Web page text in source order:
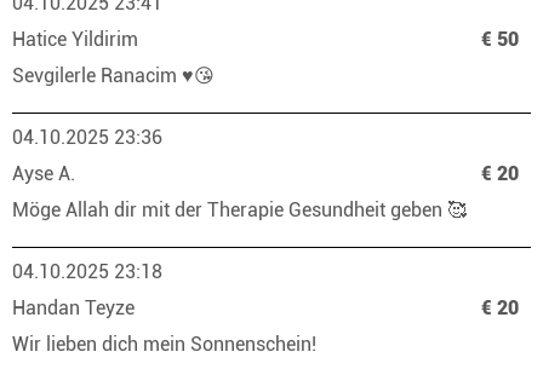
Hatice Yildirim
€ 50
Sevgilerle Ranacim ♥️😘
04.10.2025 23:36
Ayse A.
€ 20
Möge Allah dir mit der Therapie Gesundheit geben 🥰
04.10.2025 23:18
Handan Teyze
€ 20
Wir lieben dich mein Sonnenschein!